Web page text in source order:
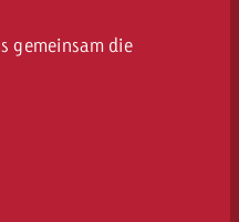
gemeinsam die